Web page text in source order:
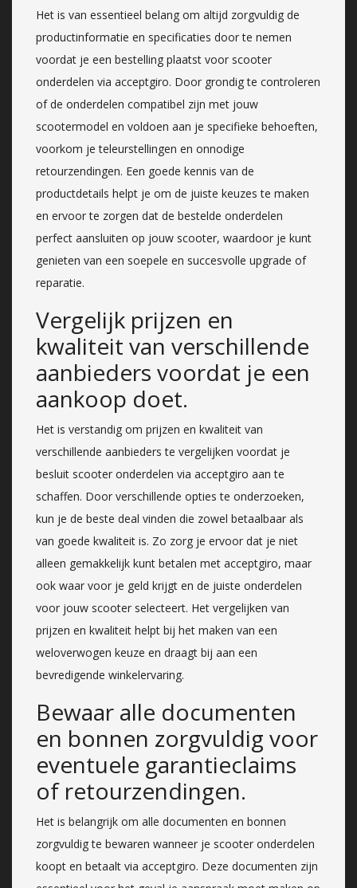
Het is van essentieel belang om altijd zorgvuldig de
productinformatie en specificaties door te nemen
voordat je een bestelling plaatst voor scooter
onderdelen via acceptgiro. Door grondig te controleren
of de onderdelen compatibel zijn met jouw
scootermodel en voldoen aan je specifieke behoeften,
voorkom je teleurstellingen en onnodige
retourzendingen. Een goede kennis van de
productdetails helpt je om de juiste keuzes te maken
en ervoor te zorgen dat de bestelde onderdelen
perfect aansluiten op jouw scooter, waardoor je kunt
genieten van een soepele en succesvolle upgrade of
reparatie.
Vergelijk prijzen en
kwaliteit van verschillende
aanbieders voordat je een
aankoop doet.
Het is verstandig om prijzen en kwaliteit van
verschillende aanbieders te vergelijken voordat je
besluit scooter onderdelen via acceptgiro aan te
schaffen. Door verschillende opties te onderzoeken,
kun je de beste deal vinden die zowel betaalbaar als
van goede kwaliteit is. Zo zorg je ervoor dat je niet
alleen gemakkelijk kunt betalen met acceptgiro, maar
ook waar voor je geld krijgt en de juiste onderdelen
voor jouw scooter selecteert. Het vergelijken van
prijzen en kwaliteit helpt bij het maken van een
weloverwogen keuze en draagt bij aan een
bevredigende winkelervaring.
Bewaar alle documenten
en bonnen zorgvuldig voor
eventuele garantieclaims
of retourzendingen.
Het is belangrijk om alle documenten en bonnen
zorgvuldig te bewaren wanneer je scooter onderdelen
koopt en betaalt via acceptgiro. Deze documenten zijn